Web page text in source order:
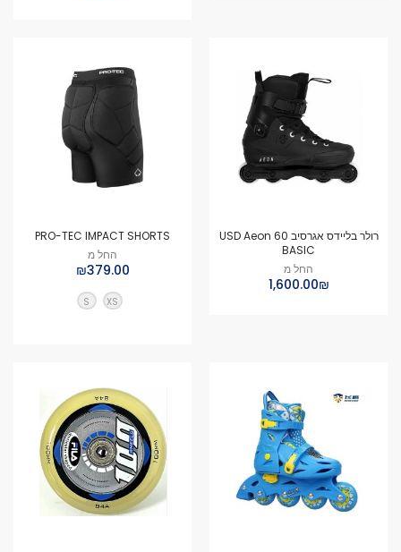
רולר בליידס אגרסיב USD Aeon 60
BASIC
החל מ
₪‏1,600.00
PRO-TEC IMPACT SHORTS
החל מ
₪379.00
XS
S